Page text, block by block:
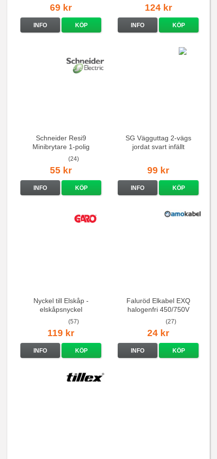
69 kr
INFO KÖP
124 kr
INFO KÖP
Schneider Resi9
Minibrytare 1-polig
(24)
55 kr
INFO KÖP
SG Vägguttag 2-vägs
jordat svart infällt
99 kr
INFO KÖP
Nyckel till Elskåp -
elskåpsnyckel
(57)
119 kr
INFO KÖP
Faluröd Elkabel EXQ
halogenfri 450/750V
(27)
24 kr
INFO KÖP